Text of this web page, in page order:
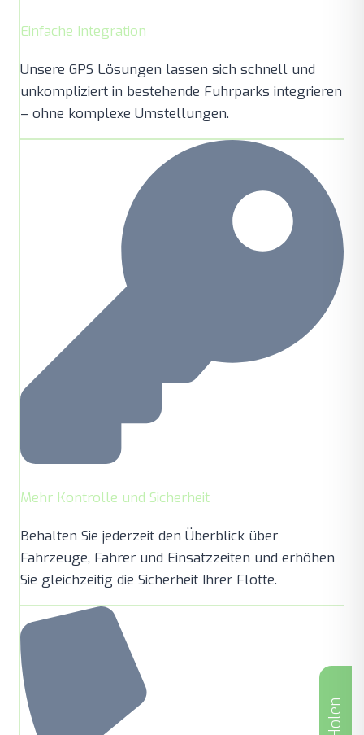
Einfache Integration
Unsere GPS Lösungen lassen sich schnell und
unkompliziert in bestehende Fuhrparks integrieren
– ohne komplexe Umstellungen.
Mehr Kontrolle und Sicherheit
Behalten Sie jederzeit den Überblick über
Fahrzeuge, Fahrer und Einsatzzeiten und erhöhen
Sie gleichzeitig die Sicherheit Ihrer Flotte.